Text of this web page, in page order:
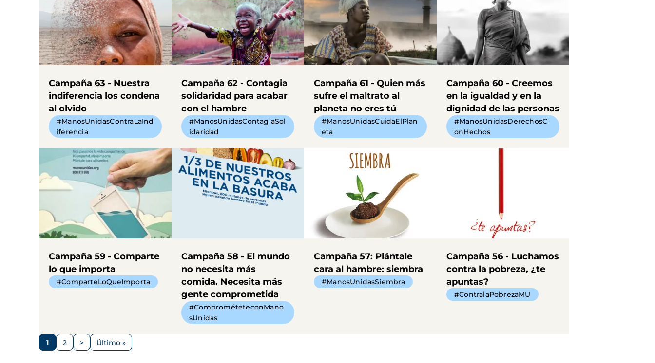
Campaña 63 - Nuestra
indiferencia los condena
al olvido
#ManosUnidasContraLaInd
iferencia
Campaña 62 - Contagia
solidaridad para acabar
con el hambre
#ManosUnidasContagiaSol
idaridad
Campaña 61 - Quien más
sufre el maltrato al
planeta no eres tú
#ManosUnidasCuidaElPlan
eta
Campaña 60 - Creemos
en la igualdad y en la
dignidad de las personas
#ManosUnidasDerechosC
onHechos
Campaña 59 - Comparte
lo que importa
#ComparteLoQueImporta
Campaña 58 - El mundo
no necesita más
comida. Necesita más
gente comprometida
#ComprométeteconMano
sUnidas
Campaña 57: Plántale
cara al hambre: siembra
#ManosUnidasSiembra
Campaña 56 - Luchamos
contra la pobreza, ¿te
apuntas?
#ContralaPobrezaMU
Paginación
Página
1 Página
2
Siguiente
>
Última
Último »